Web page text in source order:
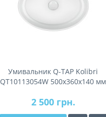
Умивальник Q-TAP Kolibri
QT10113054W 500x360x140 мм
2 500 грн.